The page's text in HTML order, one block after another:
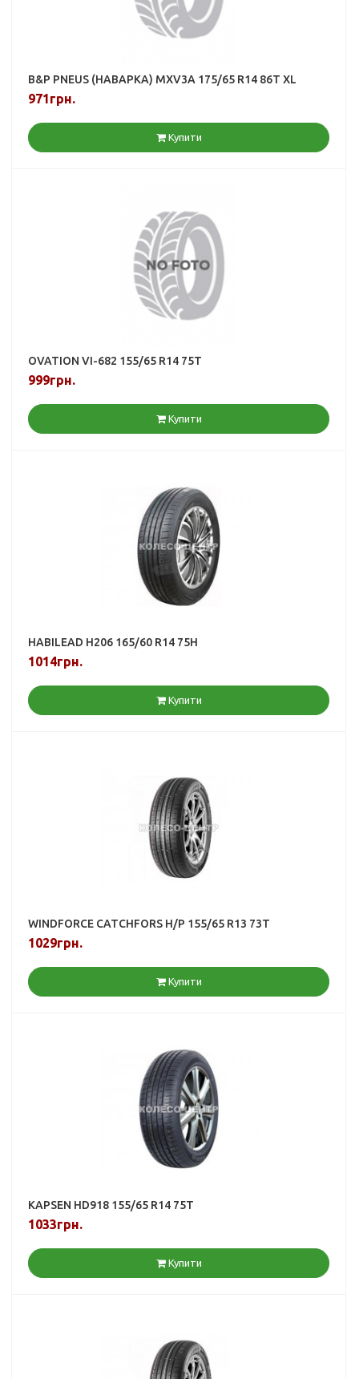
B&P PNEUS (НАВАРКА) MXV3A 175/65 R14 86T XL
971грн.
Купити
OVATION VI-682 155/65 R14 75T
999грн.
Купити
HABILEAD H206 165/60 R14 75H
1014грн.
Купити
WINDFORCE CATCHFORS H/P 155/65 R13 73T
1029грн.
Купити
KAPSEN HD918 155/65 R14 75T
1033грн.
Купити